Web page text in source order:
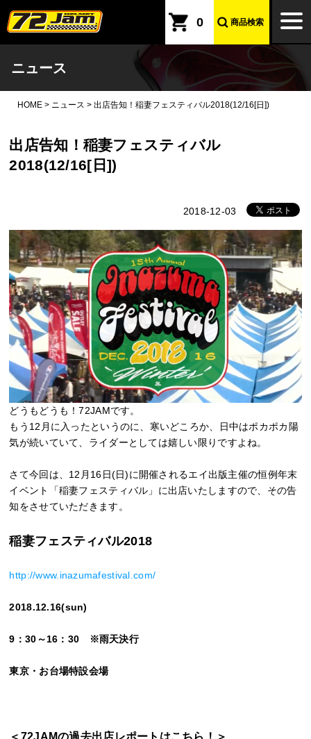
本文へ
0 商品検索
ニュース
HOME > ニュース > 出店告知！稲妻フェスティバル2018(12/16[日])
出店告知！稲妻フェスティバル
2018(12/16[日])
2018-12-03
どうもどうも！72JAMです。
もう12月に入ったというのに、寒いどころか、日中はポカポカ陽
気が続いていて、ライダーとしては嬉しい限りですよね。
さて今回は、12月16日(日)に開催されるエイ出版主催の恒例年末
イベント「稲妻フェスティバル」に出店いたしますので、その告
知をさせていただきます。
稲妻フェスティバル2018
http://www.inazumafestival.com/
2018.12.16(sun)
9：30～16：30 ※雨天決行
東京・お台場特設会場